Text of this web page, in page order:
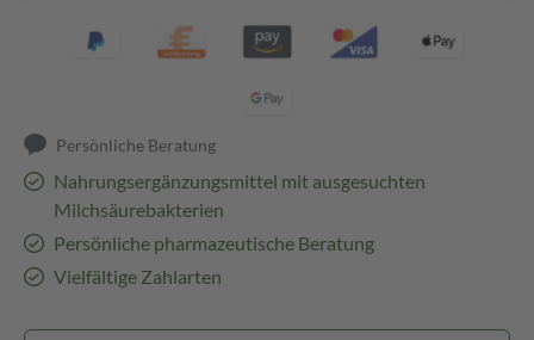
Persönliche Beratung
Nahrungsergänzungsmittel mit ausgesuchten
Milchsäurebakterien
Persönliche pharmazeutische Beratung
Vielfältige Zahlarten